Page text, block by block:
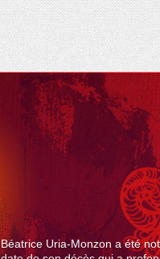
Béatrice Uria-Monzon a été